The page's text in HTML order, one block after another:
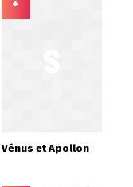
+
Vénus et Apollon